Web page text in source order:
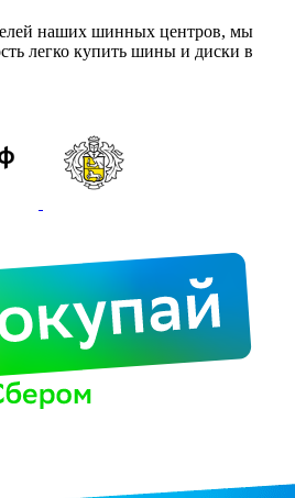
наших шинных центров, мы
легко купить шины и диски в